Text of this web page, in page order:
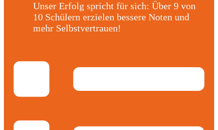
Unser Erfolg spricht für sich: Über 9 von
10 Schülern erzielen bessere Noten und
mehr Selbstvertrauen!